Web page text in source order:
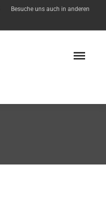
Besuche uns auch in anderen